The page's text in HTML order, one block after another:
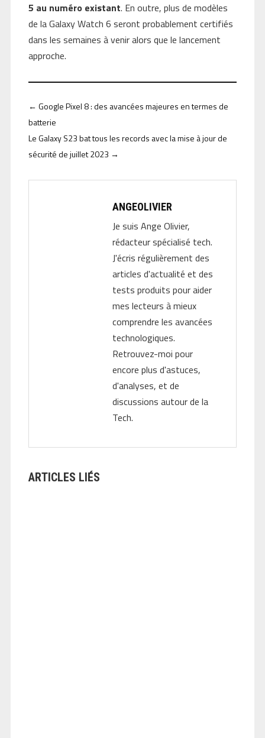
5 au numéro existant. En outre, plus de modèles
de la Galaxy Watch 6 seront probablement certifiés
dans les semaines à venir alors que le lancement
approche.
← Google Pixel 8 : des avancées majeures en termes de
batterie
Le Galaxy S23 bat tous les records avec la mise à jour de
sécurité de juillet 2023 →
ANGEOLIVIER
Je suis Ange Olivier,
rédacteur spécialisé tech.
J'écris régulièrement des
articles d'actualité et des
tests produits pour aider
mes lecteurs à mieux
comprendre les avancées
technologiques.
Retrouvez-moi pour
encore plus d'astuces,
d'analyses, et de
discussions autour de la
Tech.
ARTICLES LIÉS